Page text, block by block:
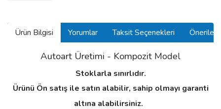
Ürün Bilgisi Yorumlar Taksit Seçenekleri
Autoart Üretimi - Kompozit Model
Stoklarla sınırlıdır.
Ürünü Ön satış ile satın alabilir, sahip olmayı garanti
altına alabilirsiniz.